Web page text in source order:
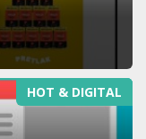
HOT & DIGITAL